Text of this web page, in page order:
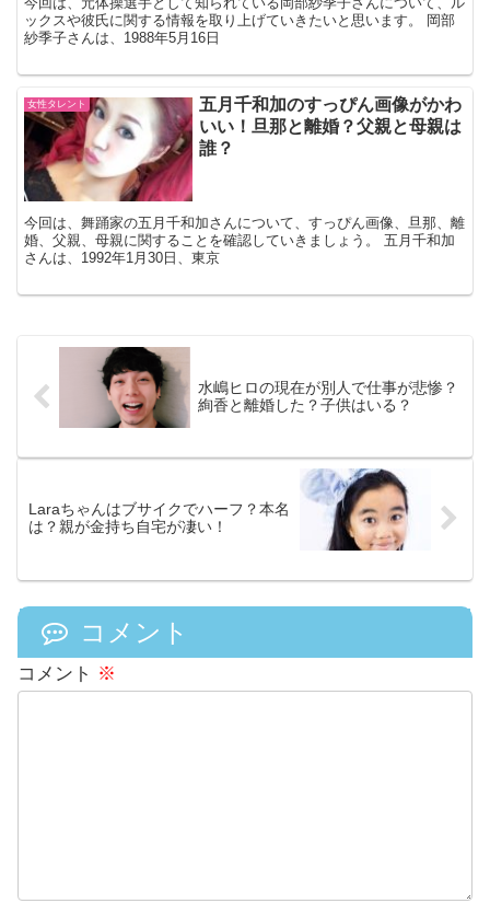
ックスや彼氏に関する情報を取り上げていきたいと思います。 岡部
紗季子さんは、1988年5月16日
女性タレント
五月千和加のすっぴん画像がかわ
いい！旦那と離婚？父親と母親は
誰？
今回は、舞踊家の五月千和加さんについて、すっぴん画像、旦那、離
婚、父親、母親に関することを確認していきましょう。 五月千和加
さんは、1992年1月30日、東京
水嶋ヒロの現在が別人で仕事が悲惨？
絢香と離婚した？子供はいる？
Laraちゃんはブサイクでハーフ？本名
は？親が金持ち自宅が凄い！
コメント
コメント ※